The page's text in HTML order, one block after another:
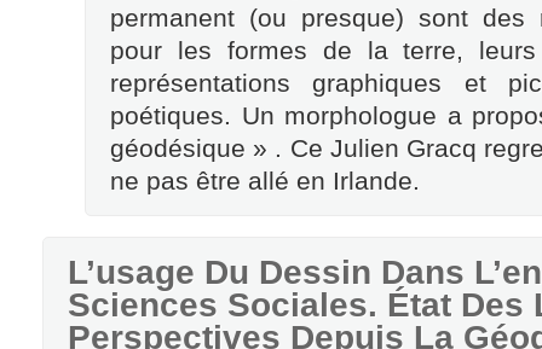
permanent (ou presque) sont des
pour les formes de la terre,
représentations graphiques et
poétiques. Un morphologue a
géodésique » . Ce Julien Gracq
ne pas être allé en Irlande.
L’usage Du Dessin Dans
Sciences Sociales. État Des
Perspectives Depuis La